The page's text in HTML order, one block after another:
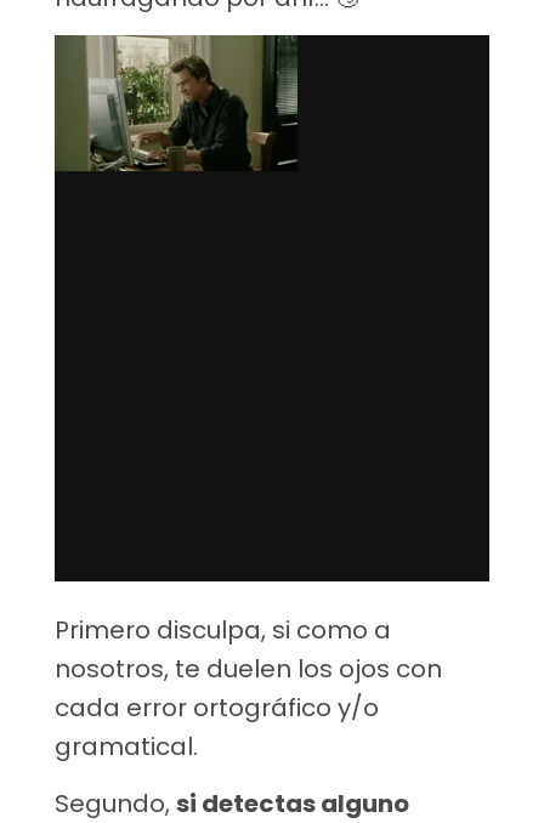
Primero disculpa, si como a
nosotros, te duelen los ojos con
cada error ortográfico y/o
gramatical.
Segundo,si detectas alguno